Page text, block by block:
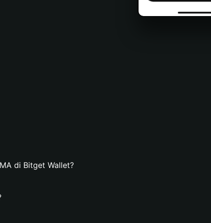
di Bitget Wallet?